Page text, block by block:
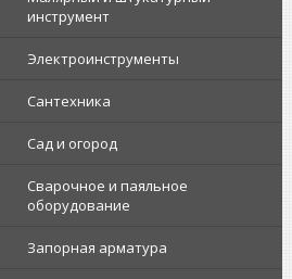
инструмент
Электроинструменты
Сантехника
Сад и огород
Сварочное и паяльное
оборудование
Запорная арматура